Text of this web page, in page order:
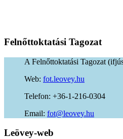
Felnőttoktatási Tagozat
A Felnőttoktatási Tagozat
Web: fot.leovey.hu
Telefon: +36-1-216-0304
Email:
uh.yevoel@t
of
Leövey-web